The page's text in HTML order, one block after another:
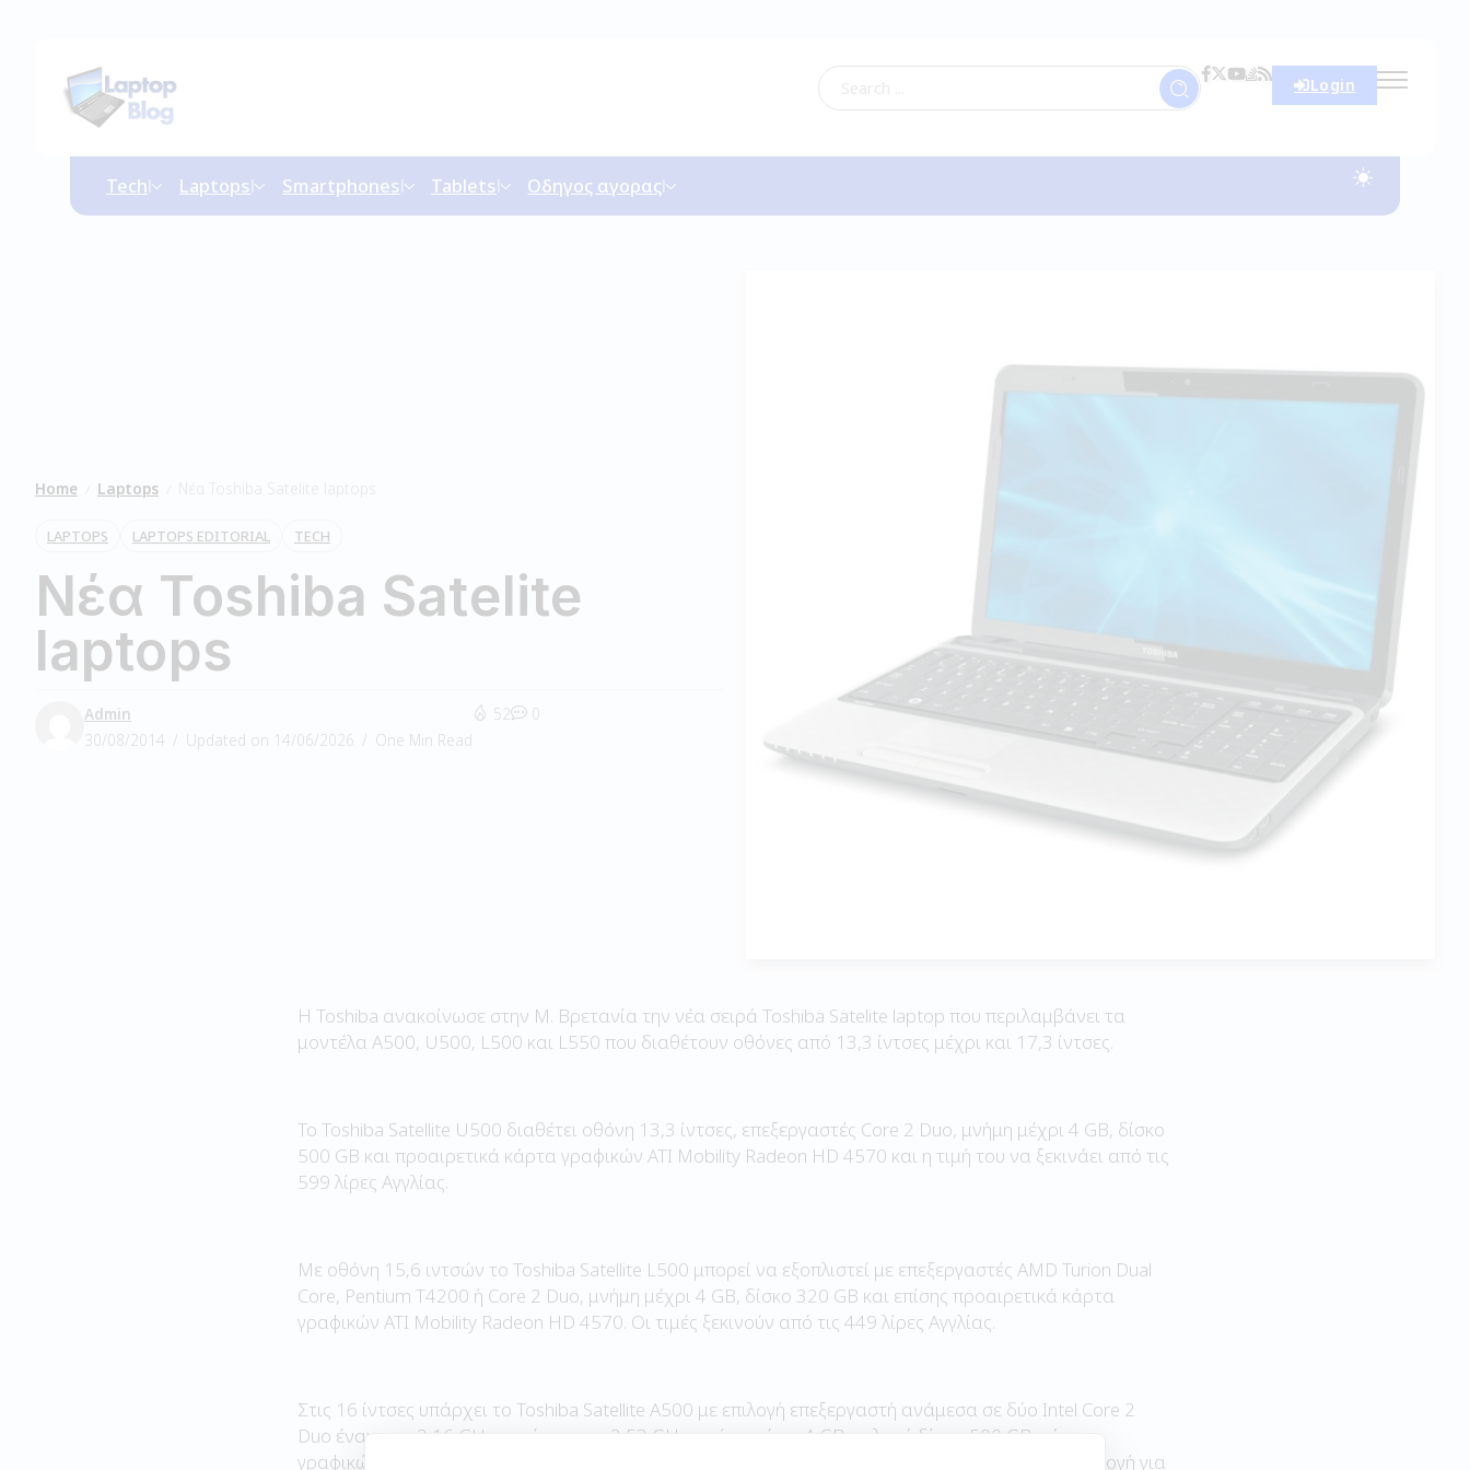
Login
Tech Laptops Smartphones Tablets Οδηγος αγορας
Home Laptops Νέα Toshiba Satelite laptops
LAPTOPS LAPTOPS EDITORIAL TECH
Νέα Toshiba Satelite
laptops
Admin
30/08/2014
Updated on 14/06/2026 One Min Read
52 0
H Toshiba ανακοίνωσε στην Μ. Βρετανία την νέα σειρά Toshiba Satelite laptop που περιλαμβάνει τα
μοντέλα A500, U500, L500 και L550 που διαθέτουν οθόνες από 13,3 ίντσες μέχρι και 17,3 ίντσες.
Το Toshiba Satellite U500 διαθέτει οθόνη 13,3 ίντσες, επεξεργαστές Core 2 Duo, μνήμη μέχρι 4 GB, δίσκο
500 GB και προαιρετικά κάρτα γραφικών ATI Mobility Radeon HD 4570 και η τιμή του να ξεκινάει από τις
599 λίρες Αγγλίας.
Με οθόνη 15,6 ιντσών το Toshiba Satellite L500 μπορεί να εξοπλιστεί με επεξεργαστές AMD Turion Dual
Core, Pentium T4200 ή Core 2 Duo, μνήμη μέχρι 4 GB, δίσκο 320 GB και επίσης προαιρετικά κάρτα
γραφικών ATI Mobility Radeon HD 4570. Οι τιμές ξεκινούν από τις 449 λίρες Αγγλίας.
Στις 16 ίντσες υπάρχει το Toshiba Satellite A500 με επιλογή επεξεργαστή ανάμεσα σε δύο Intel Core 2
Duo έναν στα 2,16 GHz και έναν στα 2,53 GHz, μνήμη μέχρι 4 GB, σκληρό δίσκο 500 GB, κάρτα
γραφικών ATI Mobility Radeon HD 4650 σε κάποια μοντέλα και πληκτρολόγιο μεγέθους Α4 με επιλογή για